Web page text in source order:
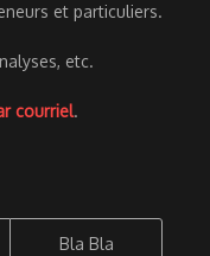
et particuliers.
etc.
courriel.
Bla Bla